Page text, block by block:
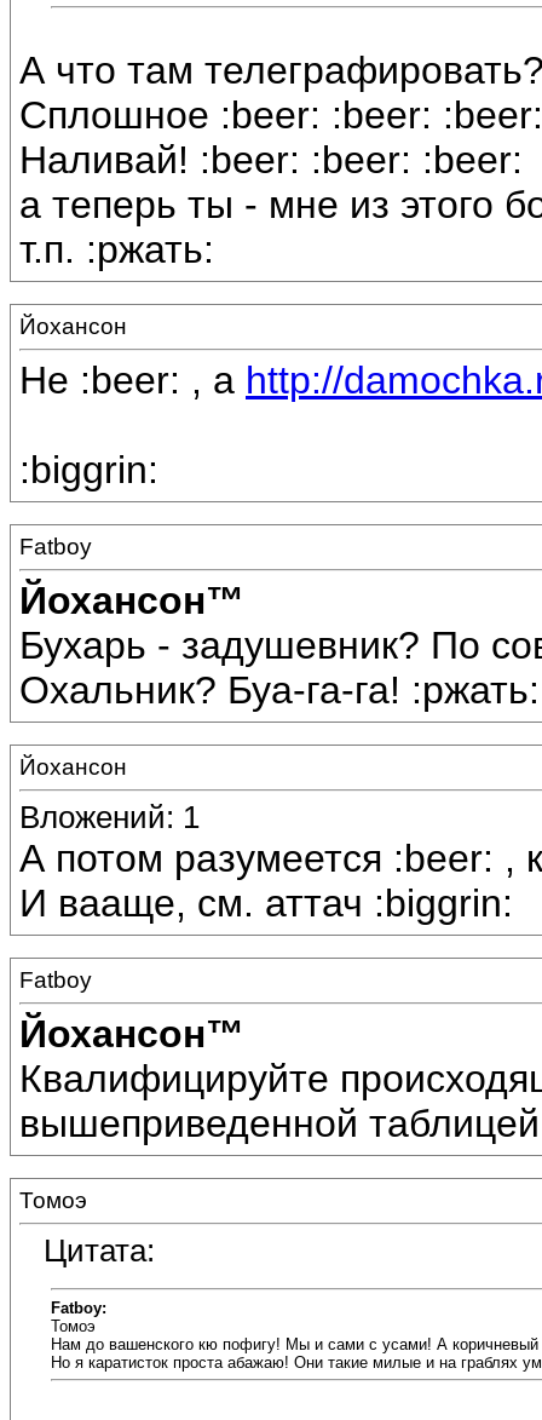
А что там
Сплошное :beer: :beer:
Наливай! :beer: :beer: :beer:
а теперь ты - мне из этого
т.п. :ржать:
Йохансон
Не :beer: , а http://
:biggrin:
Fatboy
Йохансон™
Бухарь - задушевник? По
Охальник? Буа-га-га! :ржать:
Йохансон
Вложений: 1
А потом разумеется :beer: ,
И вааще, см. аттач :biggrin:
Fatboy
Йохансон™
Квалифицируйте
вышеприведенной
Томоэ
Цитата:
Fatboy:
Томоэ
Нам до вашенского кю пофигу! Мы и сами с усами! А
Но я каратисток проста абажаю! Они такие милые и на граблях